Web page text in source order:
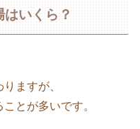
いくら？
ますが、
とが多いです。